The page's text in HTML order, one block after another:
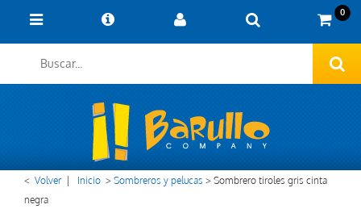
0
< Volver Inicio >Sombreros y pelucas >Sombrero tiroles gris cinta
negra